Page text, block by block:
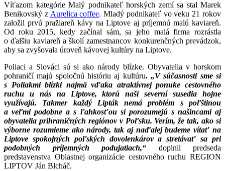
Víťazom kategórie Malý podnikateľ horských zemí sa stal Marek
Benikovský z Aurelica coffee. Mladý podnikateľ vo veku 21 rokov
založil prvú pražiareň kávy na Liptove aj príjemnú malú kaviareň.
Od roku 2015, kedy začínal sám, sa jeho malá firma rozrástla
o ďalšiu kaviareň a školí zamestnancov konkurenčných prevádzok,
aby sa zvyšovala úroveň kávovej kultúry na Liptove.
Poliaci a Slováci sú si ako národy blízke. Obyvatelia v horskom
pohraničí majú spoločnú históriu aj kultúru. „V súčasnosti sme si
s Poliakmi blízki najmä vďaka atraktívnej ponuke cestovného
ruchu u nás na Liptove, ktorú naši severní susedia hojne
využívajú. Takmer každý Lipták nemá problém s poľštinou
a veľmi podobne a s ľahkosťou si porozumejú s našincami aj
obyvatelia prihraničných regiónov v Poľsku. Verím, že tak, ako si
výborne rozumieme ako národy, tak aj naďalej budeme vítať na
Liptove spokojných poľských dovolenkárov a stretávať sa pri
podobných príjemných podujatiach,“ doplnil predseda
predstavenstva Oblastnej organizácie cestovného ruchu REGION
LIPTOV Ján Blcháč.